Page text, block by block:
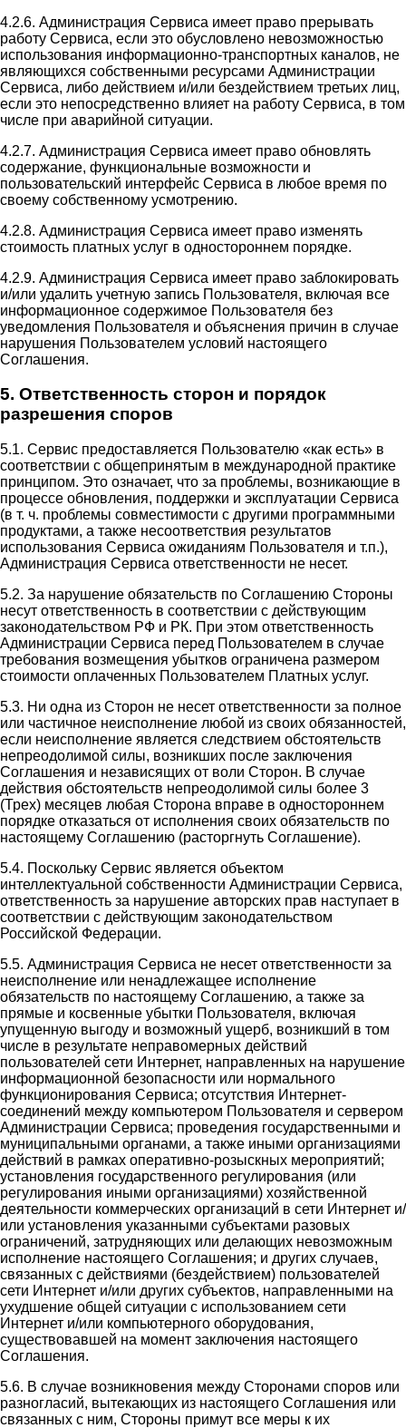
4.2.6. Администрация Сервиса имеет право прерывать
работу Сервиса, если это обусловлено невозможностью
использования информационно-транспортных каналов, не
являющихся собственными ресурсами Администрации
Сервиса, либо действием и/или бездействием третьих лиц,
если это непосредственно влияет на работу Сервиса, в том
числе при аварийной ситуации.
4.2.7. Администрация Сервиса имеет право обновлять
содержание, функциональные возможности и
пользовательский интерфейс Сервиса в любое время по
своему собственному усмотрению.
4.2.8. Администрация Сервиса имеет право изменять
стоимость платных услуг в одностороннем порядке.
4.2.9. Администрация Сервиса имеет право заблокировать
и/или удалить учетную запись Пользователя, включая все
информационное содержимое Пользователя без
уведомления Пользователя и объяснения причин в случае
нарушения Пользователем условий настоящего
Соглашения.
5. Ответственность сторон и порядок
разрешения споров
5.1. Сервис предоставляется Пользователю «как есть» в
соответствии с общепринятым в международной практике
принципом. Это означает, что за проблемы, возникающие в
процессе обновления, поддержки и эксплуатации Сервиса
(в т. ч. проблемы совместимости с другими программными
продуктами, а также несоответствия результатов
использования Сервиса ожиданиям Пользователя и т.п.),
Администрация Сервиса ответственности не несет.
5.2. За нарушение обязательств по Соглашению Стороны
несут ответственность в соответствии с действующим
законодательством РФ и РК. При этом ответственность
Администрации Сервиса перед Пользователем в случае
требования возмещения убытков ограничена размером
стоимости оплаченных Пользователем Платных услуг.
5.3. Ни одна из Сторон не несет ответственности за полное
или частичное неисполнение любой из своих обязанностей,
если неисполнение является следствием обстоятельств
непреодолимой силы, возникших после заключения
Соглашения и независящих от воли Сторон. В случае
действия обстоятельств непреодолимой силы более 3
(Трех) месяцев любая Сторона вправе в одностороннем
порядке отказаться от исполнения своих обязательств по
настоящему Соглашению (расторгнуть Соглашение).
5.4. Поскольку Сервис является объектом
интеллектуальной собственности Администрации Сервиса,
ответственность за нарушение авторских прав наступает в
соответствии с действующим законодательством
Российской Федерации.
5.5. Администрация Сервиса не несет ответственности за
неисполнение или ненадлежащее исполнение
обязательств по настоящему Соглашению, а также за
прямые и косвенные убытки Пользователя, включая
упущенную выгоду и возможный ущерб, возникший в том
числе в результате неправомерных действий
пользователей сети Интернет, направленных на нарушение
информационной безопасности или нормального
функционирования Сервиса; отсутствия Интернет-
соединений между компьютером Пользователя и сервером
Администрации Сервиса; проведения государственными и
муниципальными органами, а также иными организациями
действий в рамках оперативно-розыскных мероприятий;
установления государственного регулирования (или
регулирования иными организациями) хозяйственной
деятельности коммерческих организаций в сети Интернет и/
или установления указанными субъектами разовых
ограничений, затрудняющих или делающих невозможным
исполнение настоящего Соглашения; и других случаев,
связанных с действиями (бездействием) пользователей
сети Интернет и/или других субъектов, направленными на
ухудшение общей ситуации с использованием сети
Интернет и/или компьютерного оборудования,
существовавшей на момент заключения настоящего
Соглашения.
5.6. В случае возникновения между Сторонами споров или
разногласий, вытекающих из настоящего Соглашения или
связанных с ним, Стороны примут все меры к их